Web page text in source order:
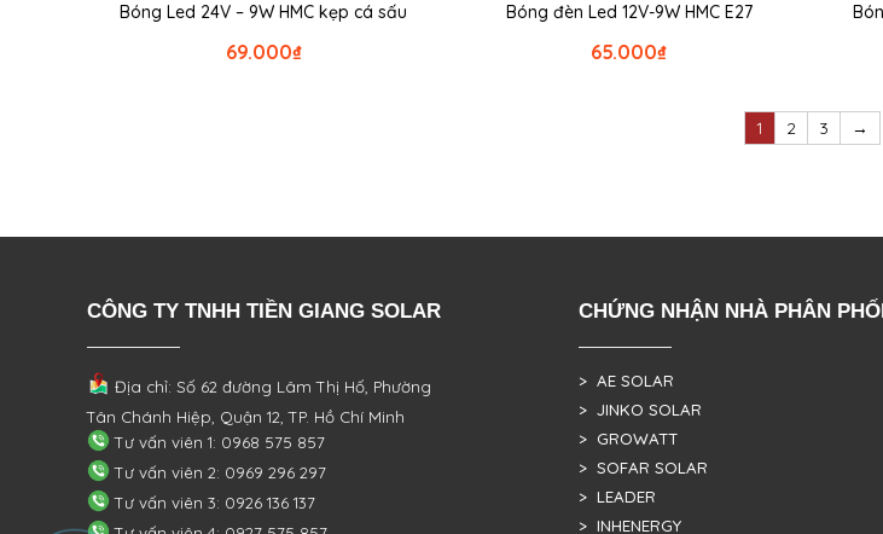
Bóng Led 24V – 9W HMC kẹp cá sấu
₫
69.000
Bóng đèn Led 12V-9W HMC E27
₫
65.000
1 2 3 →
CÔNG TY TNHH TIỀN GIANG SOLAR
Địa chỉ: Số 62 đường Lâm Thị Hố, Phường
Tân Chánh Hiệp, Quận 12, TP. Hồ Chí Minh
Tư vấn viên 1: 0968 575 857
Tư vấn viên 2: 0969 296 297
Tư vấn viên 3: 0926 136 137
CHỨNG NHẬN NHÀ PHÂN
> AE SOLAR
> JINKO SOLAR
> GROWATT
> SOFAR SOLAR
> LEADER
> INHENERGY